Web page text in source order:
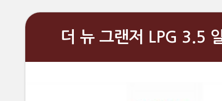
더 뉴 그랜저 LPG 3.5